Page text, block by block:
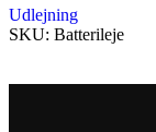
Udlejning
SKU: Batterileje